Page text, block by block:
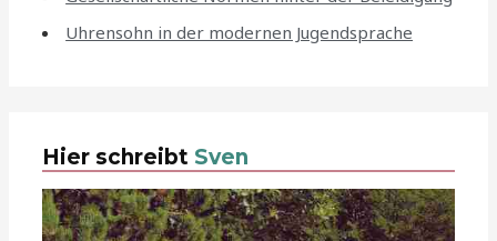
Uhrensohn in der modernen Jugendsprache
Hier schreibt Sven